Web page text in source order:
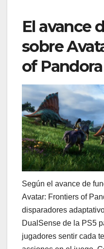
El avance
sobre
of Pandora
Según el avance de
Avatar: Frontiers of
disparadores
DualSense de la PS5
jugadores sentir cada